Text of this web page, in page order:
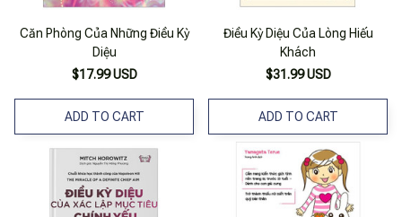
Căn Phòng Của Những Điều Kỳ
Diệu
$17.99 USD
ADD TO CART
Điều Kỳ Diệu Của Lòng Hiếu
Khách
$31.99 USD
ADD TO CART